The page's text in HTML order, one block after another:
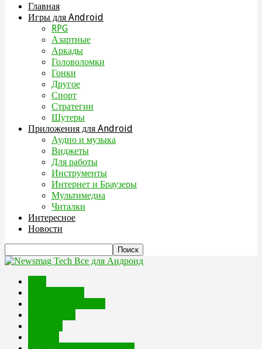
Главная
Игры для Android
RPG
Азартные
Аркады
Головоломки
Гонки
Другое
Спорт
Стратегии
Шутеры
Приложения для Android
Аудио и музыка
Виджеты
Для работы
Инструменты
Интернет и Браузеры
Мультимедиа
Читалки
Интересное
Новости
Все для Андроид